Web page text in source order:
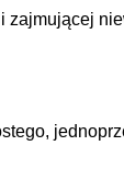
zajmującej